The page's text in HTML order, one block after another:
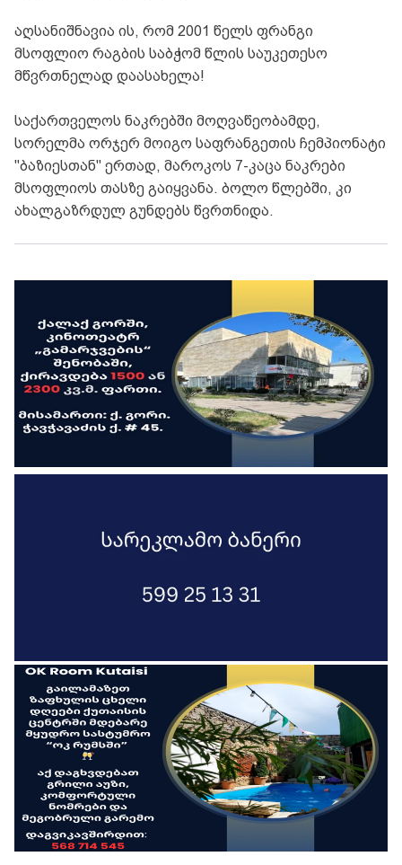
აღსანიშნავია ის, რომ 2001 წელს ფრანგი
მსოფლიო რაგბის საბჭომ წლის საუკეთესო
მწვრთნელად დაასახელა!
საქართველოს ნაკრებში მოღვაწეობამდე,
სორელმა ორჯერ მოიგო საფრანგეთის ჩემპიონატი
"ბაზიესთან" ერთად, მაროკოს 7-კაცა ნაკრები
მსოფლიოს თასზე გაიყვანა. ბოლო წლებში, კი
ახალგაზრდულ გუნდებს წვრთნიდა.